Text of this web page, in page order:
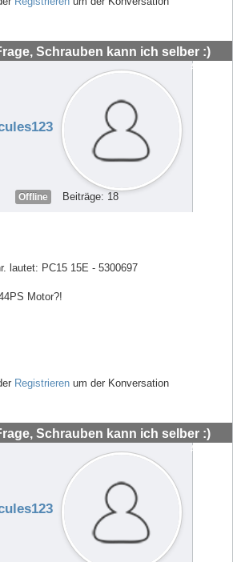
Schrauben kann ich selber :)
#48559
Offline Beiträge: 18
lautet: PC15 15E - 5300697
Motor?!
Registrieren um der Konversation
Schrauben kann ich selber :)
#48560